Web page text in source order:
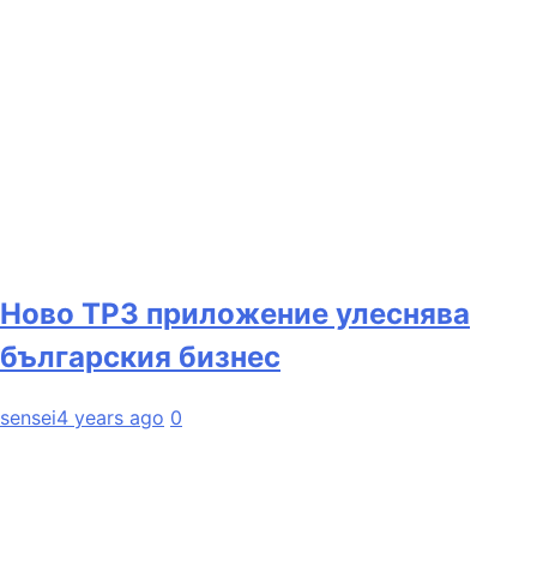
Ново ТРЗ приложение улеснява
българския бизнес
sensei4 years ago 0